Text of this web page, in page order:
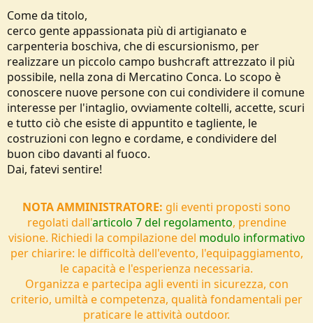
i
o
n
Come da titolo,
cerco gente appassionata più di artigianato e
carpenteria boschiva, che di escursionismo, per
realizzare un piccolo campo bushcraft attrezzato il più
possibile, nella zona di Mercatino Conca. Lo scopo è
conoscere nuove persone con cui condividere il comune
interesse per l'intaglio, ovviamente coltelli, accette, scuri
e tutto ciò che esiste di appuntito e tagliente, le
costruzioni con legno e cordame, e condividere del
buon cibo davanti al fuoco.
Dai, fatevi sentire!
NOTA AMMINISTRATORE: gli eventi proposti sono
regolati dall'articolo 7 del regolamento, prendine
visione. Richiedi la compilazione del modulo informativo
per chiarire: le difficoltà dell'evento, l'equipaggiamento,
le capacità e l'esperienza necessaria.
Organizza e partecipa agli eventi in sicurezza, con
criterio, umiltà e competenza, qualità fondamentali per
praticare le attività outdoor.